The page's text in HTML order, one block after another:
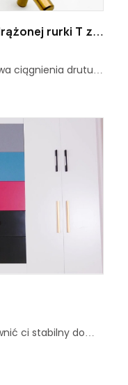
rurki T ze
ciągnienia drutu
ci stabilny dom.